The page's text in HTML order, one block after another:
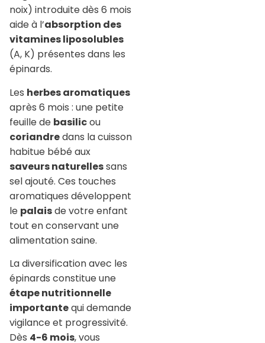
noix) introduite dès 6 mois
aide à l’absorption des
vitamines liposolubles
(A, K) présentes dans les
épinards.
Les herbes aromatiques
après 6 mois : une petite
feuille de basilicou
coriandredans la cuisson
habitue bébé aux
saveurs naturellessans
sel ajouté. Ces touches
aromatiques développent
le palaisde votre enfant
tout en conservant une
alimentation saine.
La diversification avec les
épinards constitue une
étape nutritionnelle
importantequi demande
vigilance et progressivité.
Dès 4-6 mois, vous